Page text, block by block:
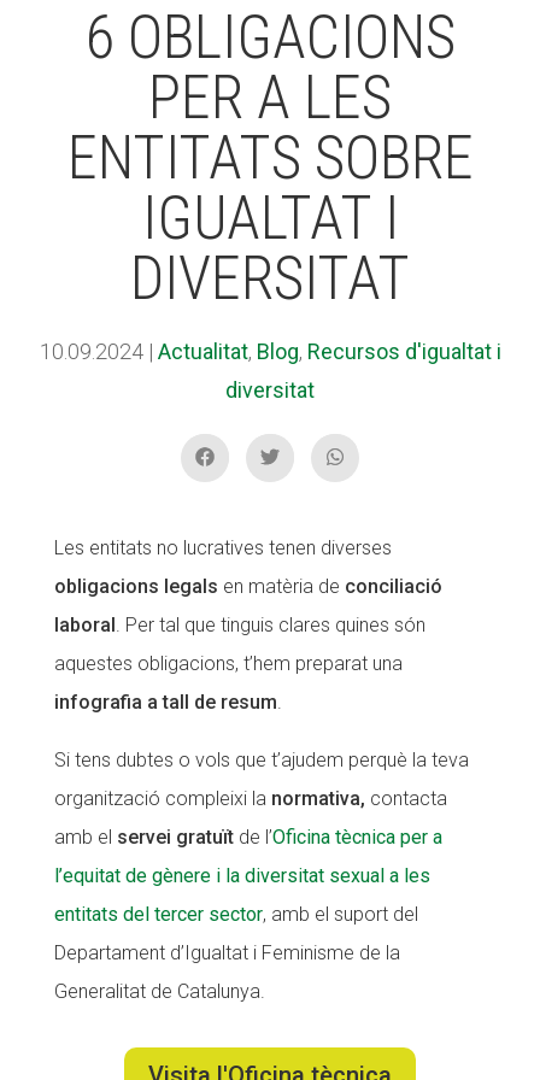
6 OBLIGACIONS
PER A LES
ENTITATS SOBRE
IGUALTAT I
DIVERSITAT
10.09.2024| Actualitat, Blog, Recursos d'igualtat i
diversitat
Les entitats no lucratives tenen diverses
obligacions legals en matèria de conciliació
laboral. Per tal que tinguis clares quines són
aquestes obligacions, t’hem preparat una
infografia a tall de resum.
Si tens dubtes o vols que t’ajudem perquè la teva
organització compleixi la normativa, contacta
amb el servei gratuïtde l’Oficina tècnica per a
l’equitat de gènere i la diversitat sexual a les
entitats del tercer sector, amb el suport del
Departament d’Igualtat i Feminisme de la
Generalitat de Catalunya.
ACCIÓ SOCIAL I JOVES
ESPLAIS
SUPORT TERCER SECTOR
CONEIX FUNDESPLAI
La Fundació
Els comptes clars
Proposta educativa
Notícies
ACCIÓ SOCIAL I JOVES
ESPLAIS
SUPORT TERCER SECTOR
CONEIX FUNDESPLAI
La Fundació
Els comptes clars
Proposta educativa
Notícies